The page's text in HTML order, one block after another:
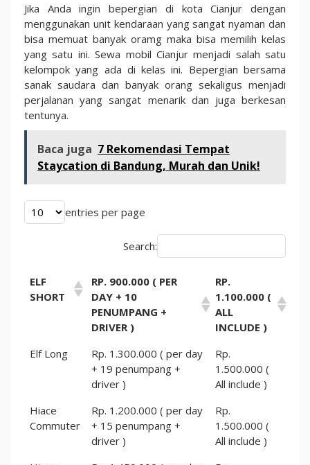
Jika Anda ingin bepergian di kota Cianjur dengan
menggunakan unit kendaraan yang sangat nyaman dan
bisa memuat banyak oramg maka bisa memilih kelas
yang satu ini. Sewa mobil Cianjur menjadi salah satu
kelompok yang ada di kelas ini. Bepergian bersama
sanak saudara dan banyak orang sekaligus menjadi
perjalanan yang sangat menarik dan juga berkesan
tentunya.
Baca juga 7 Rekomendasi Tempat
Staycation di Bandung, Murah dan Unik!
entries per page
Search:
ELF
SHORT
RP. 900.000 ( PER
DAY + 10
PENUMPANG +
DRIVER )
RP.
1.100.000 (
ALL
INCLUDE )
Elf Long
Rp. 1.300.000 ( per day
+ 19 penumpang +
driver )
Rp.
1.500.000 (
All include )
Hiace
Commuter
Rp. 1.200.000 ( per day
+ 15 penumpang +
driver )
Rp.
1.500.000 (
All include )